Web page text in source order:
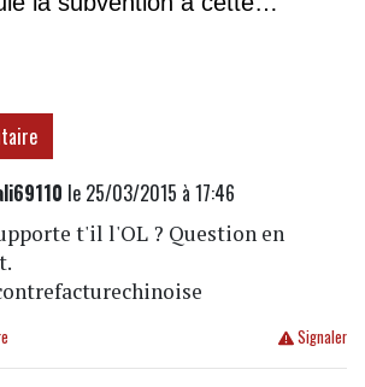
le 25/03/2015 à 17:46
t'il l'OL ? Question en
Signaler